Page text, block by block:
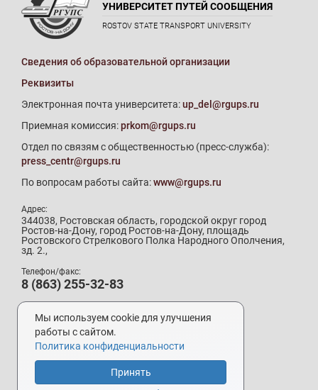
УНИВЕРСИТЕТ ПУТЕЙ СООБЩЕНИЯ
ROSTOV STATE TRANSPORT UNIVERSITY
Сведения об образовательной организации
Реквизиты
Электронная почта университета:up_del@rgups.ru
Приемная комиссия:prkom@rgups.ru
Отдел по связям с общественностью (пресс-служба):
press_centr@rgups.ru
По вопросам работы сайта:www@rgups.ru
Адрес:
344038, Ростовская область, городской округ город
Ростов-на-Дону, город Ростов-на-Дону, площадь
Ростовского Стрелкового Полка Народного Ополчения,
зд. 2.,
Телефон/факс:
8 (863) 255-32-83
Телефон приемной комиссии:
8 (800) 707-19-29
8 (863) 272-64-88
Мы используем cookie для улучшения
работы с сайтом.
Политика конфиденциальности
Принять